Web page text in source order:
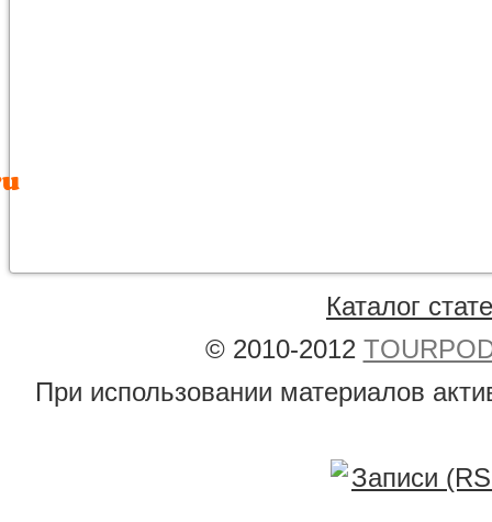
Каталог
© 2010-2012
При использовании материалов
Записи